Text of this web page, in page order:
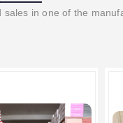
in one of the